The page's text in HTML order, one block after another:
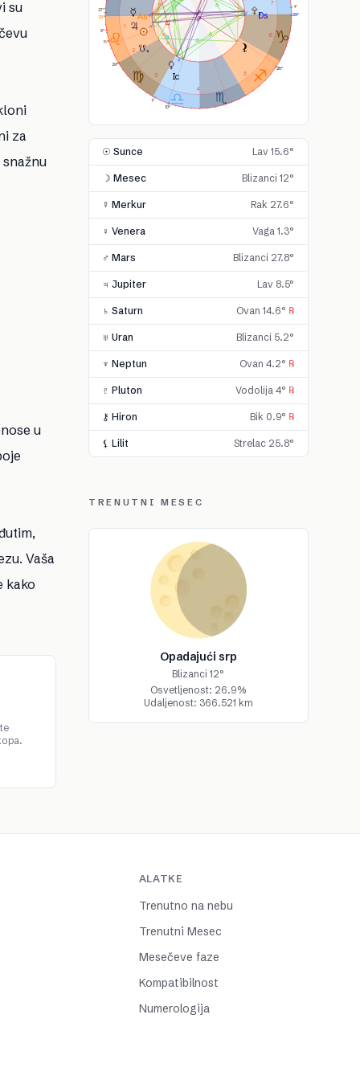
su
za
u
Vaša
kako
1
2
3
4
5
6
7
15°
27°
1°
8°
4°
29°
29°
10°
25°
29°
☉ Sunce Lav 15.6°
☽ Mesec Blizanci 12°
☿ Merkur Rak 27.6°
♀ Venera Vaga 1.3°
♂ Mars Blizanci 27.8°
♃ Jupiter Lav 8.5°
♄ Saturn Ovan 14.6° ℞
♅ Uran Blizanci 5.2°
♆ Neptun Ovan 4.2° ℞
♇ Pluton Vodolija 4° ℞
⚷ Hiron Bik 0.9° ℞
⚸ Lilit Strelac 25.8°
TRENUTNI MESEC
Opadajući srp
Blizanci 12°
Osvetljenost: 26.9%
Udaljenost: 366.521 km
ALATKE
Trenutno na nebu
Trenutni Mesec
Mesečeve faze
Kompatibilnost
Numerologija